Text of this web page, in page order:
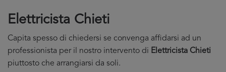
Elettricista Chieti
Capita spesso di chiedersi se convenga affidarsi ad un
professionista per il nostro intervento di Elettricista Chieti
piuttosto che arrangiarsi da soli.